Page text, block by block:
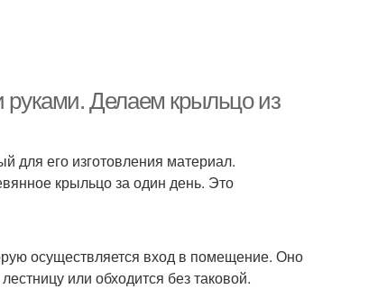
руками. Делаем крыльцо из
его изготовления материал.
крыльцо за один день. Это
осуществляется вход в помещение. Оно
или обходится без таковой.